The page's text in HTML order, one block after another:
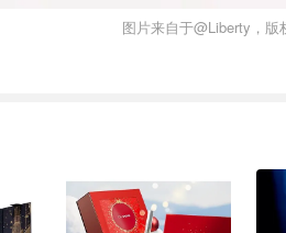
图片来自于@Liberty，版
热门 热门